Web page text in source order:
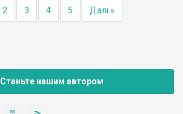
2 3 4 5 Далі »
Станьте нашим автором